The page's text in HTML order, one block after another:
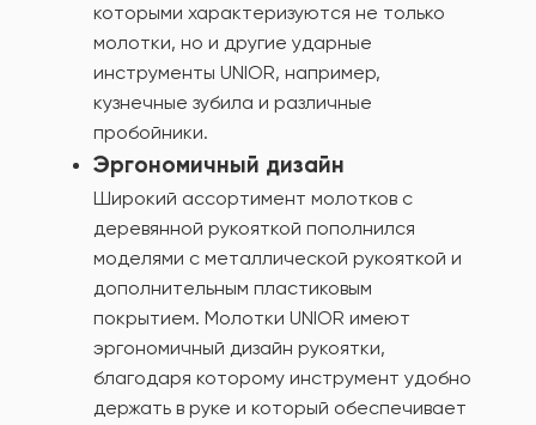
которыми характеризуются не только
молотки, но и другие ударные
инструменты UNIOR, например,
кузнечные зубила и различные
пробойники.
Эргономичный дизайн
Широкий ассортимент молотков с
деревянной рукояткой пополнился
моделями с металлической рукояткой и
дополнительным пластиковым
покрытием. Молотки UNIOR имеют
эргономичный дизайн рукоятки,
благодаря которому инструмент удобно
держать в руке и который обеспечивает